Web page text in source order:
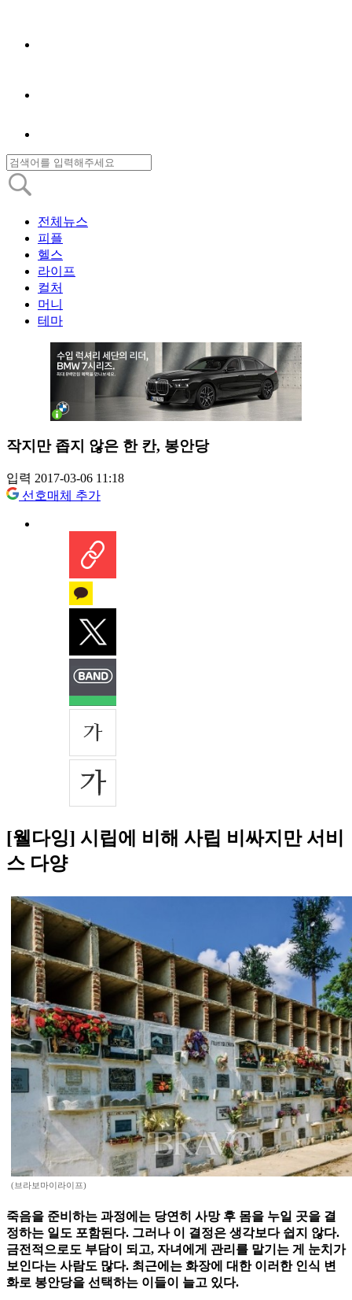
전체뉴스
피플
헬스
라이프
컬처
머니
테마
작지만 좁지 않은 한 칸, 봉안당
입력 2017-03-06 11:18
선호매체 추가
[웰다잉] 시립에 비해 사립 비싸지만 서비
스 다양
(브라보마이라이프)
죽음을 준비하는 과정에는 당연히 사망 후 몸을 누일 곳을 결
정하는 일도 포함된다. 그러나 이 결정은 생각보다 쉽지 않다.
금전적으로도 부담이 되고, 자녀에게 관리를 맡기는 게 눈치가
보인다는 사람도 많다. 최근에는 화장에 대한 이러한 인식 변
화로 봉안당을 선택하는 이들이 늘고 있다.